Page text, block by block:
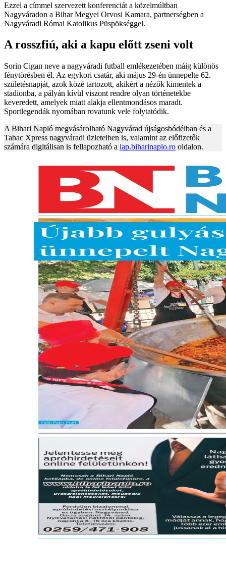
Ezzel a címmel szervezett konferenciát a közelmúltban
Nagyváradon a Bihar Megyei Orvosi Kamara, partnerségben a
Nagyváradi Római Katolikus Püspökséggel.
A rosszfiú, aki a kapu előtt zseni volt
Sorin Cigan neve a nagyváradi futball emlékezetében máig különös
fénytörésben él. Az egykori csatár, aki május 29-én ünnepelte 62.
születésnapját, azok közé tartozott, akikért a nézők kimentek a
stadionba, a pályán kívül viszont rendre olyan történetekbe
keveredett, amelyek miatt alakja ellentmondásos maradt.
Sportlegendák nyomában rovatunk vele folytatódik.
A Bihari Napló megvásárolható Nagyvárad újságosbódéiban és a
Tabac Xpress nagyváradi üzleteiben is, valamint az előfizetők
számára digitálisan is fellapozható a lap.biharinaplo.ro oldalon.